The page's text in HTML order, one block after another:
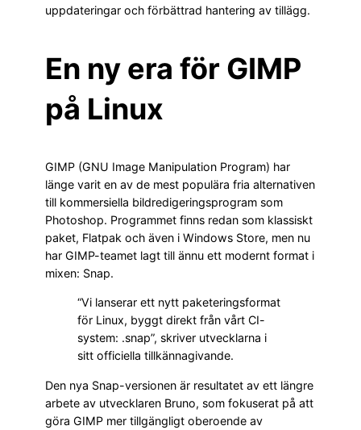
uppdateringar och förbättrad hantering av tillägg.
En ny era för GIMP
på Linux
GIMP (GNU Image Manipulation Program) har
länge varit en av de mest populära fria alternativen
till kommersiella bildredigeringsprogram som
Photoshop. Programmet finns redan som klassiskt
paket, Flatpak och även i Windows Store, men nu
har GIMP-teamet lagt till ännu ett modernt format i
mixen: Snap.
“Vi lanserar ett nytt paketeringsformat
för Linux, byggt direkt från vårt CI-
system: .snap”, skriver utvecklarna i
sitt officiella tillkännagivande.
Den nya Snap-versionen är resultatet av ett längre
arbete av utvecklaren Bruno, som fokuserat på att
göra GIMP mer tillgängligt oberoende av